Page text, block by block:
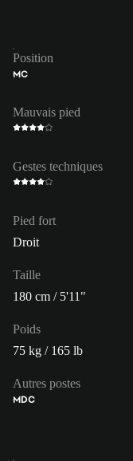
Position
MC
Mauvais pied
Gestes techniques
Pied fort
Droit
Taille
180 cm / 5'11"
Poids
75 kg / 165 lb
Autres postes
MDC